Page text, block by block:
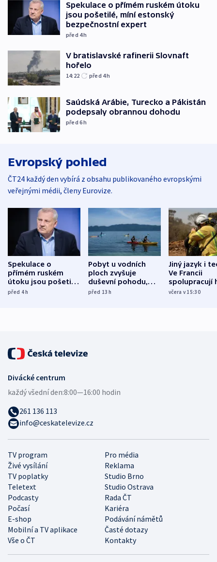
Spekulace o přímém ruském útoku
jsou pošetilé, míní estonský
bezpečnostní expert
před 4h
V bratislavské rafinerii Slovnaft
hořelo
14:22 před 4h
Saúdská Arábie, Turecko a Pákistán
podepsaly obrannou dohodu
před 6h
Evropský pohled
ČT24 každý den vybírá z obsahu publikovaného evropskými
veřejnými médii, členy Eurovize.
Spekulace o
přímém ruském
útoku jsou pošetilé,
míní estonský
před 4h
Pobyt u vodních
ploch zvyšuje
duševní pohodu,
ukázala
před 13h
Jiný jazyk i
Ve Francii
spolupracují
různých zemí
včera v 15:30
TV program
Pro média
Živé vysílání
Reklama
TV poplatky
Studio Brno
Teletext
Studio Ostrava
Podcasty
Rada ČT
Počasí
Kariéra
E-shop
Podávání námětů
Mobilní a TV aplikace
Časté dotazy
Vše o ČT
Kontakty
Divácké centrum
každý všední den:8:00—16:00 hodin
261 136 113
info@ceskatelevize.cz